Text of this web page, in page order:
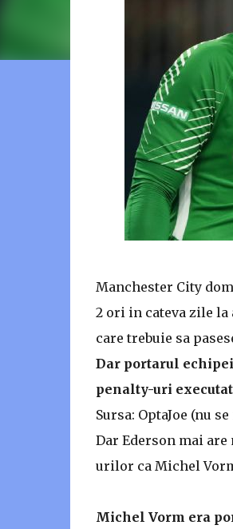
Manchester City
2 ori in cateva zile
care trebuie sa
Dar portarul echipei
penalty-uri
Sursa: OptaJoe (nu
Dar Ederson mai
urilor ca Michel
Michel Vorm era